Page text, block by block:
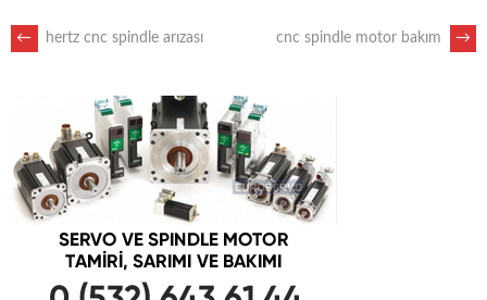
POST
NAVIGATION
← hertz cnc spindle arızası cnc spindle motor bakım →